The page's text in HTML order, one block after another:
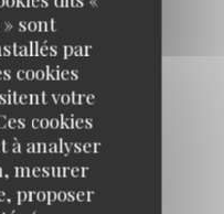
sont
par
cookies
votre
cookies
à analyser
mesurer
proposer
Fait maison,